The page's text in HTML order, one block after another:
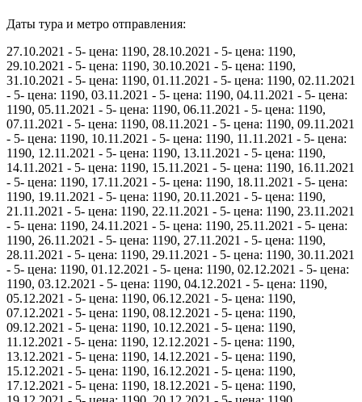
Даты тура и метро отправления:
27.10.2021 - 5- цена: 1190, 28.10.2021 - 5- цена: 1190,
29.10.2021 - 5- цена: 1190, 30.10.2021 - 5- цена: 1190,
31.10.2021 - 5- цена: 1190, 01.11.2021 - 5- цена: 1190, 02.11.2021
- 5- цена: 1190, 03.11.2021 - 5- цена: 1190, 04.11.2021 - 5- цена:
1190, 05.11.2021 - 5- цена: 1190, 06.11.2021 - 5- цена: 1190,
07.11.2021 - 5- цена: 1190, 08.11.2021 - 5- цена: 1190, 09.11.2021
- 5- цена: 1190, 10.11.2021 - 5- цена: 1190, 11.11.2021 - 5- цена:
1190, 12.11.2021 - 5- цена: 1190, 13.11.2021 - 5- цена: 1190,
14.11.2021 - 5- цена: 1190, 15.11.2021 - 5- цена: 1190, 16.11.2021
- 5- цена: 1190, 17.11.2021 - 5- цена: 1190, 18.11.2021 - 5- цена:
1190, 19.11.2021 - 5- цена: 1190, 20.11.2021 - 5- цена: 1190,
21.11.2021 - 5- цена: 1190, 22.11.2021 - 5- цена: 1190, 23.11.2021
- 5- цена: 1190, 24.11.2021 - 5- цена: 1190, 25.11.2021 - 5- цена:
1190, 26.11.2021 - 5- цена: 1190, 27.11.2021 - 5- цена: 1190,
28.11.2021 - 5- цена: 1190, 29.11.2021 - 5- цена: 1190, 30.11.2021
- 5- цена: 1190, 01.12.2021 - 5- цена: 1190, 02.12.2021 - 5- цена:
1190, 03.12.2021 - 5- цена: 1190, 04.12.2021 - 5- цена: 1190,
05.12.2021 - 5- цена: 1190, 06.12.2021 - 5- цена: 1190,
07.12.2021 - 5- цена: 1190, 08.12.2021 - 5- цена: 1190,
09.12.2021 - 5- цена: 1190, 10.12.2021 - 5- цена: 1190,
11.12.2021 - 5- цена: 1190, 12.12.2021 - 5- цена: 1190,
13.12.2021 - 5- цена: 1190, 14.12.2021 - 5- цена: 1190,
15.12.2021 - 5- цена: 1190, 16.12.2021 - 5- цена: 1190,
17.12.2021 - 5- цена: 1190, 18.12.2021 - 5- цена: 1190,